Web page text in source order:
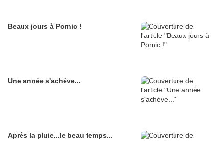
Beaux jours à Pornic !
Une année s'achève...
Après la pluie...le beau temps...